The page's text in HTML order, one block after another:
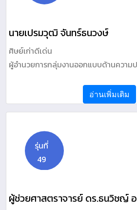
นายเปรมวุฒิ จันทร์ธนวงษ์
ศิษย์เก่าดีเด่น
ผู้อำนวยการกลุ่มงานออกแบบด้านความ
อ่านเพิ่มเติม
รุ่นที่
49
ผู้ช่วยศาสตราจารย์ ดร.ธนวิชญ์